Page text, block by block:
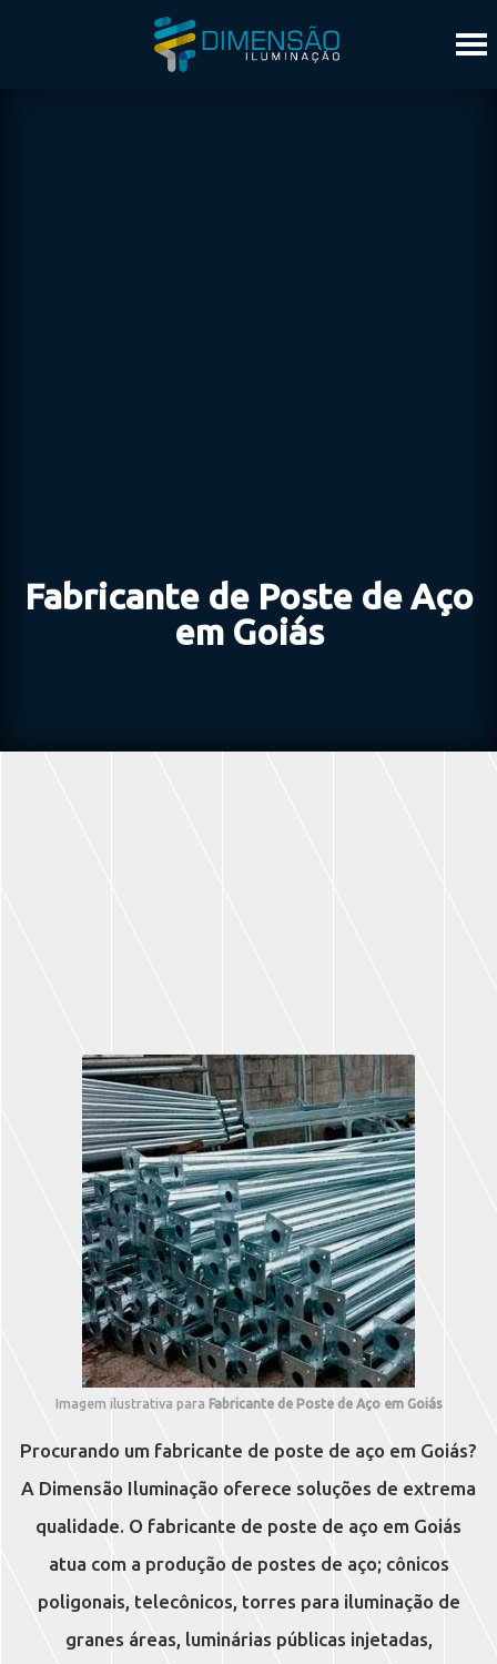
Fabricante de Poste de Aço
em Goiás
Imagem ilustrativa para Fabricante de Poste de Aço em Goiás
Procurando um fabricante de poste de aço em Goiás?
A Dimensão Iluminação oferece soluções de extrema
qualidade. O fabricante de poste de aço em Goiás
atua com a produção de postes de aço; cônicos
poligonais, telecônicos, torres para iluminação de
granes áreas, luminárias públicas injetadas,